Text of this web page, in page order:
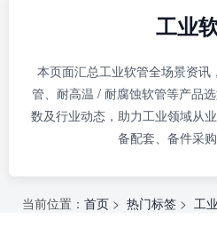
工业
本页面汇总工业软管全场景资
管、耐高温 / 耐腐蚀软管等产品
数及行业动态，助力工业领域从
备配套、备件采购
当前位置： 首页 > 热门标签 > 工